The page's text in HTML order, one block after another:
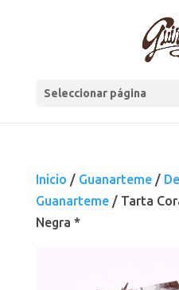
Seleccionar página
Inicio / Guanarteme/
Guanarteme/ Tarta
Negra *